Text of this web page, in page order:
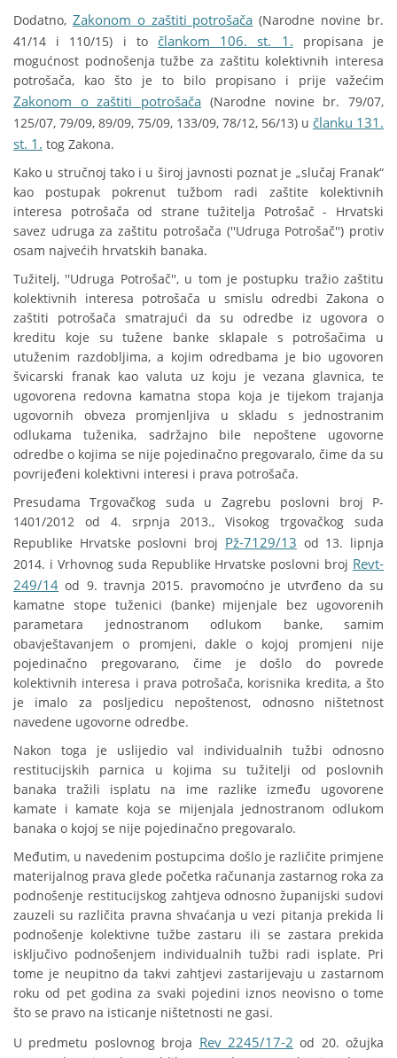
Dodatno, Zakonom o zaštiti potrošača (Narodne novine br.
41/14 i 110/15) i to člankom 106. st. 1. propisana je
mogućnost podnošenja tužbe za zaštitu kolektivnih interesa
potrošača, kao što je to bilo propisano i prije važećim
Zakonom o zaštiti potrošača (Narodne novine br. 79/07,
125/07, 79/09, 89/09, 75/09, 133/09, 78/12, 56/13) u članku 131.
st. 1. tog Zakona.
Kako u stručnoj tako i u široj javnosti poznat je „slučaj Franak“
kao postupak pokrenut tužbom radi zaštite kolektivnih
interesa potrošača od strane tužitelja Potrošač - Hrvatski
savez udruga za zaštitu potrošača (''Udruga Potrošač'') protiv
osam najvećih hrvatskih banaka.
Tužitelj, ''Udruga Potrošač'', u tom je postupku tražio zaštitu
kolektivnih interesa potrošača u smislu odredbi Zakona o
zaštiti potrošača smatrajući da su odredbe iz ugovora o
kreditu koje su tužene banke sklapale s potrošačima u
utuženim razdobljima, a kojim odredbama je bio ugovoren
švicarski franak kao valuta uz koju je vezana glavnica, te
ugovorena redovna kamatna stopa koja je tijekom trajanja
ugovornih obveza promjenljiva u skladu s jednostranim
odlukama tuženika, sadržajno bile nepoštene ugovorne
odredbe o kojima se nije pojedinačno pregovaralo, čime da su
povrijeđeni kolektivni interesi i prava potrošača.
Presudama Trgovačkog suda u Zagrebu poslovni broj P-
1401/2012 od 4. srpnja 2013., Visokog trgovačkog suda
Republike Hrvatske poslovni broj Pž-7129/13 od 13. lipnja
2014. i Vrhovnog suda Republike Hrvatske poslovni broj Revt-
249/14 od 9. travnja 2015. pravomoćno je utvrđeno da su
kamatne stope tuženici (banke) mijenjale bez ugovorenih
parametara jednostranom odlukom banke, samim
obavještavanjem o promjeni, dakle o kojoj promjeni nije
pojedinačno pregovarano, čime je došlo do povrede
kolektivnih interesa i prava potrošača, korisnika kredita, a što
je imalo za posljedicu nepoštenost, odnosno ništetnost
navedene ugovorne odredbe.
Nakon toga je uslijedio val individualnih tužbi odnosno
restitucijskih parnica u kojima su tužitelji od poslovnih
banaka tražili isplatu na ime razlike između ugovorene
kamate i kamate koja se mijenjala jednostranom odlukom
banaka o kojoj se nije pojedinačno pregovaralo.
Međutim, u navedenim postupcima došlo je različite primjene
materijalnog prava glede početka računanja zastarnog roka za
podnošenje restitucijskog zahtjeva odnosno županijski sudovi
zauzeli su različita pravna shvaćanja u vezi pitanja prekida li
podnošenje kolektivne tužbe zastaru ili se zastara prekida
isključivo podnošenjem individualnih tužbi radi isplate. Pri
tome je neupitno da takvi zahtjevi zastarijevaju u zastarnom
roku od pet godina za svaki pojedini iznos neovisno o tome
što se pravo na isticanje ništetnosti ne gasi.
U predmetu poslovnog broja Rev 2245/17-2 od 20. ožujka